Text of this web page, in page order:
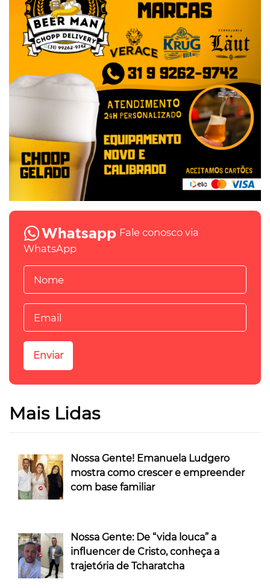
Fale conosco via
WhatsApp
Mais Lidas
Nossa Gente! Emanuela Ludgero
mostra como crescer e empreender
com base familiar
Nossa Gente: De “vida louca” a
influencer de Cristo, conheça a
trajetória de Tcharatcha